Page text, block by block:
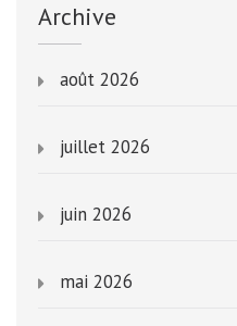
Archive
août 2026
juillet 2026
juin 2026
mai 2026